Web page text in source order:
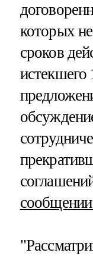
которых
сроков
истекшего